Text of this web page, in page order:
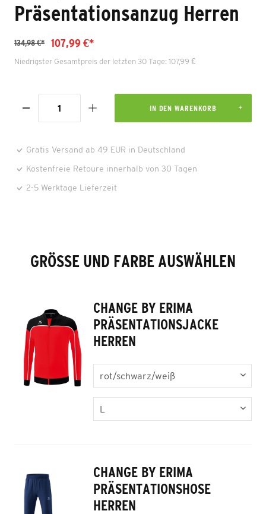
Präsentationsanzug Herren
134,98 €* 107,99 €*
Niedrigster Gesamtpreis der letzten 30 Tage: 107,99 €
IN DEN WARENKORB
Gratis Versand ab 49 EUR in Deutschland
Kostenfreie Retoure innerhalb von 30 Tagen
2-5 Werktage Lieferzeit
GRÖSSE UND FARBE AUSWÄHLEN
CHANGE BY ERIMA
PRÄSENTATIONSJACKE
HERREN
CHANGE BY ERIMA
PRÄSENTATIONSHOSE
HERREN